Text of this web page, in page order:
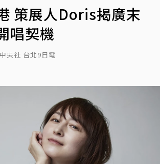
策展人Doris揭廣末
唱契機
中央社 台北9日電